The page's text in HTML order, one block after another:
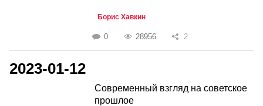
Борис Хавкин
0 28956 2
2023-01-12
Современный взгляд на советское
прошлое